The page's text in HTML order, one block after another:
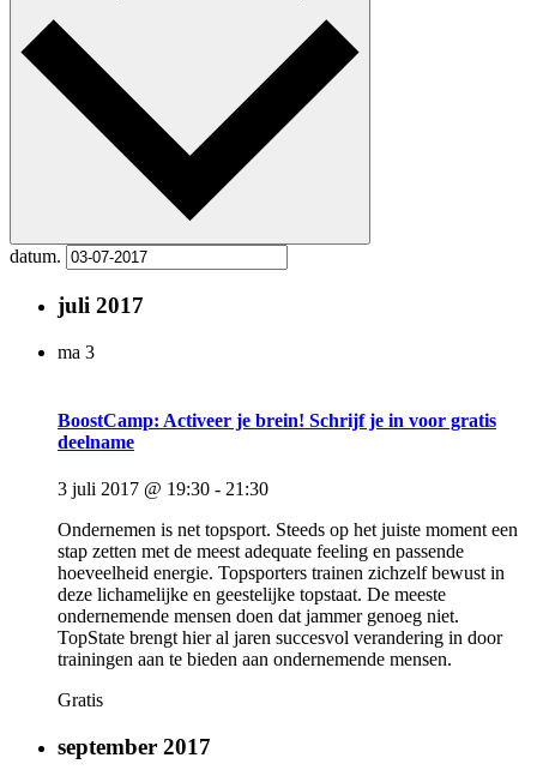
datum.
juli 2017
ma 3
BoostCamp: Activeer je brein! Schrijf je in voor gratis
deelname
3 juli 2017 @ 19:30 - 21:30
Ondernemen is net topsport. Steeds op het juiste moment een
stap zetten met de meest adequate feeling en passende
hoeveelheid energie. Topsporters trainen zichzelf bewust in
deze lichamelijke en geestelijke topstaat. De meeste
ondernemende mensen doen dat jammer genoeg niet.
TopState brengt hier al jaren succesvol verandering in door
trainingen aan te bieden aan ondernemende mensen.
Gratis
september 2017